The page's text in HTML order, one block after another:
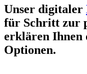
Unser digitaler
für Schritt zur
erklären Ihnen
Optionen.